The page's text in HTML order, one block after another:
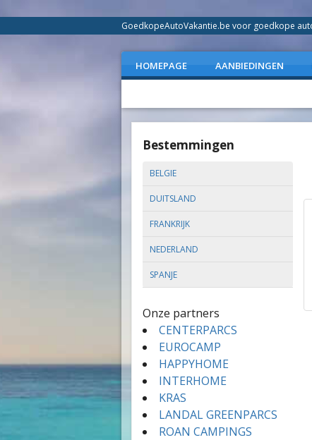
GoedkopeAutoVakantie.be voor goedkope
HOMEPAGE AANBIEDINGEN
Bestemmingen
BELGIE
DUITSLAND
FRANKRIJK
NEDERLAND
SPANJE
Onze partners
CENTERPARCS
EUROCAMP
HAPPYHOME
INTERHOME
KRAS
LANDAL GREENPARCS
ROAN CAMPINGS